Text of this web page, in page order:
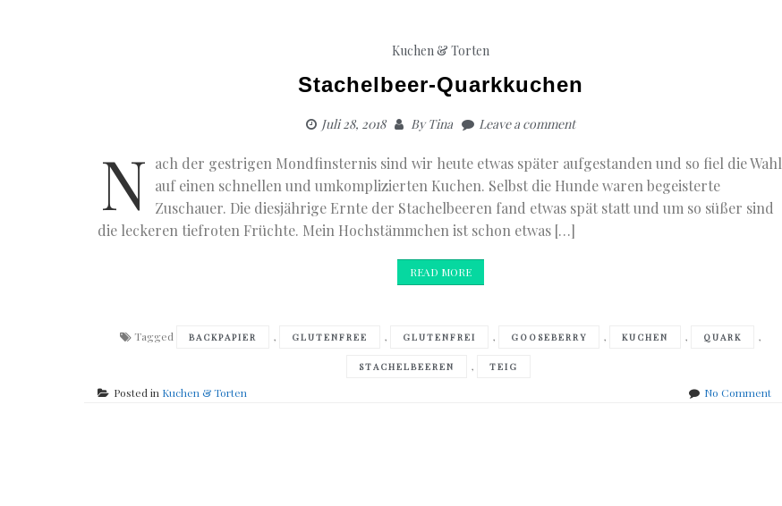
Kuchen & Torten
Stachelbeer-Quarkkuchen
Juli 28, 2018 ByTina Leave a comment
N ach der gestrigen Mondfinsternis sind wir heute etwas später aufgestanden und so fiel die Wahl
auf einen schnellen und umkomplizierten Kuchen. Selbst die Hunde waren begeisterte
Zuschauer. Die diesjährige Ernte der Stachelbeeren fand etwas spät statt und um so süßer sind
die leckeren tiefroten Früchte. Mein Hochstämmchen ist schon etwas […]
READ MORE
Tagged BACKPAPIER , GLUTENFREE , GLUTENFREI , GOOSEBERRY , KUCHEN , QUARK ,
STACHELBEEREN , TEIG
Posted in Kuchen & Torten No Commenton